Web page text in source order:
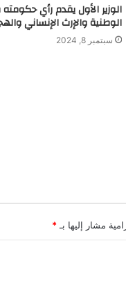
الوزير الأول يقدم رأي
الوطنية والإرث الإنساني
سبتمبر 8, 2024
مشار إليها بـ *